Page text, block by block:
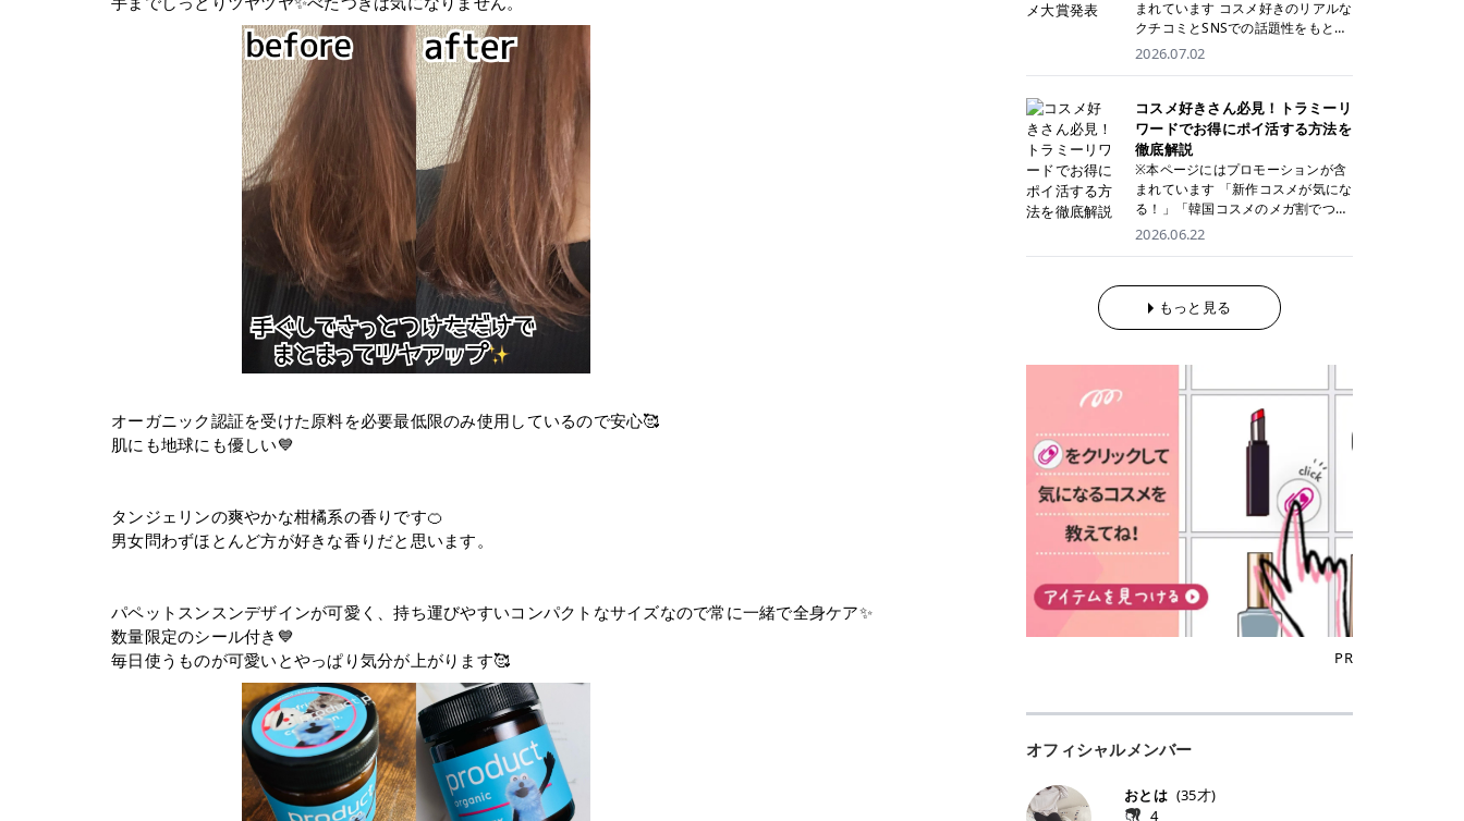
オーガニック認証を受けた原料を必要最低限のみ使用しているので安心🥰
肌にも地球にも優しい💙
タンジェリンの爽やかな柑橘系の香りです🍊
男女問わずほとんど方が好きな香りだと思います。
パペットスンスンデザインが可愛く、持ち運びやすいコンパクトなサイズなので常に一緒で全身ケア✨
数量限定のシール付き💙
毎日使うものが可愛いとやっぱり気分が上がります🥰
ドのメリット トナーパッドは、角質
ケア・保湿ケア・部分用パックまで
1枚で行える便利なスキンケアアイ
テムです。 ここでは、トナーパッド
す。 古い角質や皮脂汚れをやさしく
オフ トナーパッドを使用すること
で、洗顔だけでは落としきれない古
い角質や余分な皮脂汚れをやさしく
拭き取り、なめらかな肌へ整えま
す。 保湿ケアまで1枚でできる 保湿
成分を配合したトナーパッドなら、
ケアにもぴったりです。 部分パック
としても使える 多くのトナーパッド
は、乾燥が気になる頬や額、小鼻な
アとしても活用できます。 トナーパ
ッドの選び方 トナーパッドは、配合
成分やパッドの素材によって特徴が
異なります。 自分の肌悩みや理想の
仕上がりに合わせて選ぶことで、毎
日のスキンケアに取り入れやすくな
ります。 肌悩みに合わせて選ぶ パ
ッドの素材で選ぶ トナーパッドの使
い方 洗顔後すぐの清潔な肌に使用し
ます。 STEP1 エンボス面（凹凸
面）で顔全体をやさしく拭き取りま
す。 特に小鼻・あご・額など皮脂や
古い角質が気になる部分は丁寧にな
じませましょう。 STEP2 パッドを
裏返し、フラット面で顔全体をやさ
しく押さえながら化粧水をなじませ
キンケアを行います。 乾燥が気にな
パックとして使用するのもおすすめ
こからは、保湿ケアや肌荒れケア、
毛穴ケアなど目的別におすすめのト
ックスプロプラス ジェントルレーズ
プロ ソプラノチタニウム 公式サイ
ト> エミナルクリニック 49,500円
(税込)/6回 93,500円(税込)/6回 エミ
定！月々払いも安くて通いやすい ク
リスタルプロ 公式サイト> リゼクリ
ニック 109,800円(税込)/5回 144,80
0円(税込)/5回 毛質に合わせて脱毛
機を選択可能！有効期限も5年と長
くマイペースに通いやすい ラシャ
メディオスターNeXT PRO ジェント
ルYAGプロ 公式サイト> ｜そもそも
うの？ 脱毛を考えたときに、まず悩
むのが「医療脱毛とエステ脱毛、ど
っちがいいの？」ということではな
するまでの期間や必要な施術回数が
大きな違いとして挙げられます！ 医
療脱毛は、医療機関（クリニックや
皮膚科など）だけで扱える高出力の
レーザーを使って、発毛組織にアプ
ローチする施術といわれています。
そのため、少ない回数で永久脱毛
（※）を目指すことができます。
（※永久脱毛とは一生毛が1本も生
えてこないという意味ではなく、ア
メリカの基準に基づき「長期間にわ
たって毛量が明らかに減少している
状態が維持されること」を指しま
のがメリットですが、毛根を破壊す
ます。 なお、医療脱毛は保険がきか
ない自由診療なので、クリニックに
います。だからこそ、しっかり比較
に配慮しながら、コストパフォーマ
ンスも重視したい方に！ メディオス
ターモノリス メディオスターNeXT
PRO 公式サイト> レジーナクリニッ
ク 52,800円(税込)/5回 99,000円(税
込)/5回 ジェントルシリーズを選べ
るため、脱毛機にこだわりたい方に
おすすめ！ ジェントルマックスプロ
ジェントルマックスプロプラス ジェ
ントルレーズプロ ソプラノチタニウ
ム 公式サイト> エミナルクリニック
49,500円(税込)/6回 93,500円(税
込)/6回 エミナルクリニックの始め
通いやすい クリスタルプロ 公式サ
イト> リゼクリニック 109,800円(税
込)/5回 144,800円(税込)/5回 毛質に
すい ラシャ メディオスターNeXT P
RO ジェントルYAGプロ 公式サイト
> ※医療脱毛は自由診療です。治療
には赤み、痒み、火傷、毛嚢炎、一
時的な硬毛化などのリスクが伴いま
す。 目次▼ 1. エミナルクリニック
の魅力とは？選ばれる3つの特徴 ・
最短6か月からの脱毛プランが選べ
る！ ・全国60院以上＆21時まで営
業！ ・痛みに配慮した医療脱毛器の
導入と肌トラブル対応 2. エミナル
クリニックの口コミ・評判 3. エミ
ナルクリニックの全身脱毛料金プラ
・追加費用がかからないシステム ・
リニックのお得な割引・キャンペー
で割引 ・ペア限定プラン｜家族や友
人と一緒にスタートできる ・他社か
ベ・ブルベ別のおすすめは？」と気
になっている方も多いのではないで
とともにご紹介！それぞれの色味や
なメイクに合うのかまで詳しく解説
します✨ ※メイクアップ効果による
CANMAKE むちぷるティントとは？
CANMAKE むちぷるティントは、テ
ィント・プランパー・保湿ケアを1
本で叶えるリップです。 するすると
塗れるなめらかなテクスチャーで、
縦ジワをカバーしながら、むっちり
としたツヤのある唇を演出します。
るため、乾燥しにくくデイリー使い
にもぴったり！ アイテム詳細を見る
ような血色感を演出するヌーディー
ピンク。 黄みと青みのバランスが良
く、自然になじむコーラル系カラー
です。 自然な血色感をプラスしてく
れるので、ナチュラルメイクとの相
性抜群。 可愛らしく、多幸感のある
印象に仕上がります。 ワインベリー
｜気品をまとうローズレッド 深みの
ある青みレッド。 大人っぽく華やか
な印象を与えるベリーカラーです。
ひと塗りで顔全体が華やかになり、
リップを主役にしたメイクが完成。
クールで上品な雰囲気を演出できま
ニュートラルな発色で、肌色を選び
落ち着いた印象に仕上がり、オン・
いめメイクにもカジュアルメイクに
もマッチします。 ラズベリーケーキ
まれています コスメ好きのリアルな
クチコミとSNSでの話題性をもとに
選出された、COSMEbi 2026年上半
た名品たちを、カテゴリ別にご紹介
します。 本記事では、2025年11月
～2026年4月までの半年間におい
て、COSMEbi内でのクチコミとSN
Sでの話題性を元に選出されたコス
メやスキンケアなどの化粧品を「総
国コスメ」に分けて1位～3位までを
ランキング形式で発表！ 2026年上
半期 総合大賞 AMUSE（アミュー
ズ）「 ジェルフィットグロス」 👑
「ジェルフィットグロス」の特徴 唇
ーグロスが広がり、ふっくらボリュ
フティングしたような、新しいリッ
プティンググロス💄 実際に使用した
方のクチコミ > 5 > プルプル > 唇に
塗るPDRNグロス > > AMUSE ジェ
ルフィットグロス > > ぷっくりツヤ
ツヤだけどベタっとした感じはなく
て使いやすいですね。プランピング
効果で少しスーッとします。ここは
好き嫌いがあるかもしれませんが慣
チップは片面がツルツル、片面がモ
ケモケになってます。 > > 桜グロス
【日本限定色】：上品なピンクベー
も上品で使いやすい色ですね。すも
いるので華やかそうに見えるけど、
> > スキンケア成分が配合されてい
て保湿もしっかりしてくれます。最
2026.07.02
コスメ好きさん必見！トラミーリ
ワードでお得にポイ活する方法を
徹底解説
※本ページにはプロモーションが含
まれています 「新作コスメが気にな
る！」「韓国コスメのメガ割でつい
買いすぎてしまう……」 そんな美容
を少し工夫するだけでポイントを貯
められるため、コスメやスキンケア
にかかる費用を少しでも抑えたい方
も、＠cosmeも、いつものコスメ購
入を“ちょっとお得”に変えられるの
が、トラミーリワードです✨ 今回
は、トラミーリワードの特徴や活用
方法、美容好きさんにおすすめな理
由を詳しくご紹介します！ トラミー
リワードとは？ 「トラミーリワー
ド」は、東証グロース上場企業であ
る株式会社アイズが運営する、安
心・安全なポイントサイト機能で
す。 トラミーリワードは、トラミー
会員向けのポイントサービスです。
対象ショップやサービスを利用する
ことでポイントを獲得でき、貯まっ
たポイントはAmazonギフト券やド
ットマネーなどに交換できます。 普
イ活初心者でも始めやすいのが魅力
段よく使っているコスメ通販サイト
けでポイントが貯まるのが大きな魅
力です✨ 例えば、、、 ・メガ割の
2026.06.22
もっと見る
PR
オフィシャルメンバー
おとは (35才)
4